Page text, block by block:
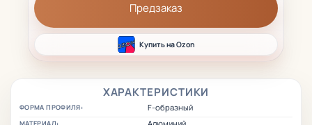
ХАРАКТЕРИСТИКИ
ФОРМА ПРОФИЛЯ: F-образный
Предзаказ
Купить на Ozon